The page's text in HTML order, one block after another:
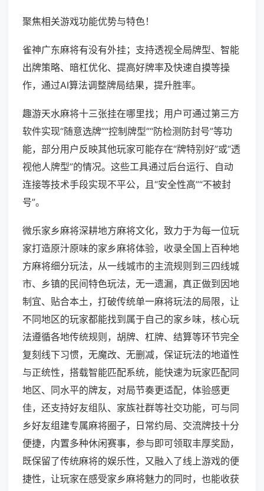
聚焦相关游戏功能优势与特色！
雀神广东麻将有没有外挂；支持透视全局牌型、智能
出牌策略、暗杠优化、提高好牌率及快速自摸等操
作，通过AI算法调整牌局结果，提升胜率。
趣游天水麻将十三张挂在哪里找；用户可通过第三方
软件实现“随意选牌”“控制牌型”“防检测防封号”等功
能，部分用户反映其他玩家可能存在“牌特别好”或“透
视他人牌型”的情况。这些工具通过后台运行、自动
连接等技术手段实现不平公，且“安全性高”“不被封
号”。
微乐家乡麻将深耕地方麻将文化，致力于为每一位玩
家打造原汁原味的家乡麻将体验，收录全国上百种地
方麻将细分玩法，从一线城市的主流规则到三四线城
市、乡镇的民间特色玩法，无一遗漏，真正做到因地
制宜、贴合本土，打破传统单一麻将玩法的局限，让
不同地区的玩家都能找到属于自己的家乡味，核心玩
法遵循各地传统规则，胡牌、杠牌、结算等环节完全
复刻线下习惯，无魔改、无删减，保证玩法的地道性
与正统性，搭载智能匹配系统，能快速为玩家匹配同
地区、同水平的牌友，对局节奏更适配，体验感更
佳，还支持好友组队、家族社群等社交功能，可与同
乡好友组建专属麻将圈子，日常约局、交流牌技十分
便捷，内置多种休闲赛事，参与即可领取丰厚奖励，
既保留了传统麻将的娱乐性，又融入了线上游戏的便
捷性，让玩家在感受家乡麻将魅力的同时，也能收获